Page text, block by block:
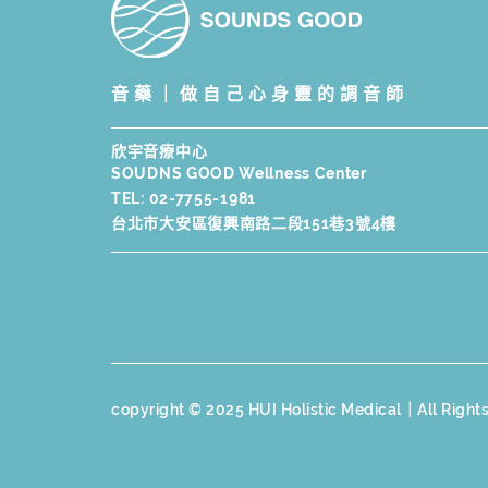
音藥｜做自己心身靈的調音師
欣宇音療中心
SOUDNS GOOD Wellness Center
TEL: 02-7755-1981
台北市大安區復興南路二段151巷3號4樓
copyright © 2025 HUI Holistic Medical｜All